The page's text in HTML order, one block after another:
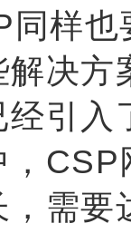
同样
解决方
经引
，
，需要